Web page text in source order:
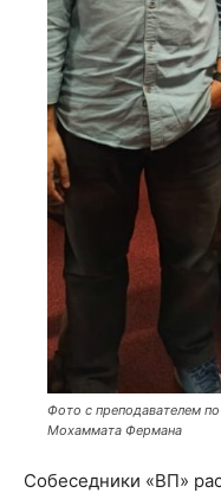
Фото с преподавателем
Мохаммата Фермана
Собеседники «ВП»